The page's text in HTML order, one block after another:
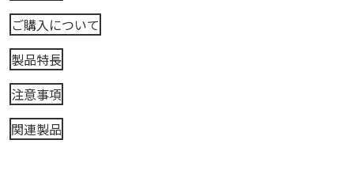
ご購入について
製品特長
注意事項
関連製品